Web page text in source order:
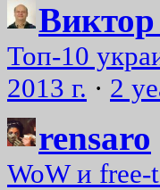
Топ-10
2013 г. · 2
rensaro
WoW и free-